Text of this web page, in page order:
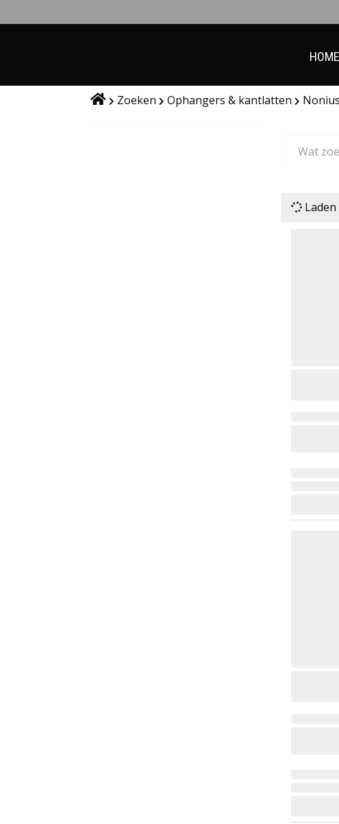
to
HOME
Zoeken Ophangers & kantlatten
Laden